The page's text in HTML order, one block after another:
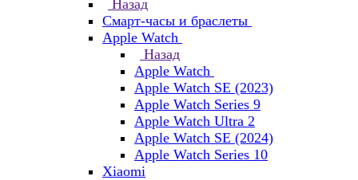
Назад
Смарт-часы и браслеты
Apple Watch
Назад
Apple Watch
Apple Watch SE (2023)
Apple Watch Series 9
Apple Watch Ultra 2
Apple Watch SE (2024)
Apple Watch Series 10
Xiaomi